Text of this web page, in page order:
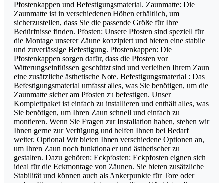
Pfostenkappen und Befestigungsmaterial. Zaunmatte: Die
Zaunmatte ist in verschiedenen Höhen erhältlich, um
sicherzustellen, dass Sie die passende Größe für Ihre
Bedürfnisse finden. Pfosten: Unsere Pfosten sind speziell für
die Montage unserer Zäune konzipiert und bieten eine stabile
und zuverlässige Befestigung. Pfostenkappen: Die
Pfostenkappen sorgen dafür, dass die Pfosten vor
Witterungseinflüssen geschützt sind und verleihen Ihrem Zaun
eine zusätzliche ästhetische Note. Befestigungsmaterial : Das
Befestigungsmaterial umfasst alles, was Sie benötigen, um die
Zaunmatte sicher am Pfosten zu befestigen. Unser
Komplettpaket ist einfach zu installieren und enthält alles, was
Sie benötigen, um Ihren Zaun schnell und einfach zu
montieren. Wenn Sie Fragen zur Installation haben, stehen wir
Ihnen gerne zur Verfügung und helfen Ihnen bei Bedarf
weiter. Optional Wir bieten Ihnen verschiedene Optionen an,
um Ihren Zaun noch funktionaler und ästhetischer zu
gestalten. Dazu gehören: Eckpfosten: Eckpfosten eignen sich
ideal für die Eckmontage von Zäunen. Sie bieten zusätzliche
Stabilität und können auch als Ankerpunkte für Tore oder